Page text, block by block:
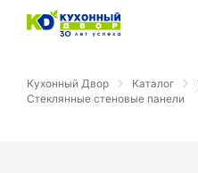
Кухонный Двор Каталог
Стеклянные стеновые панели